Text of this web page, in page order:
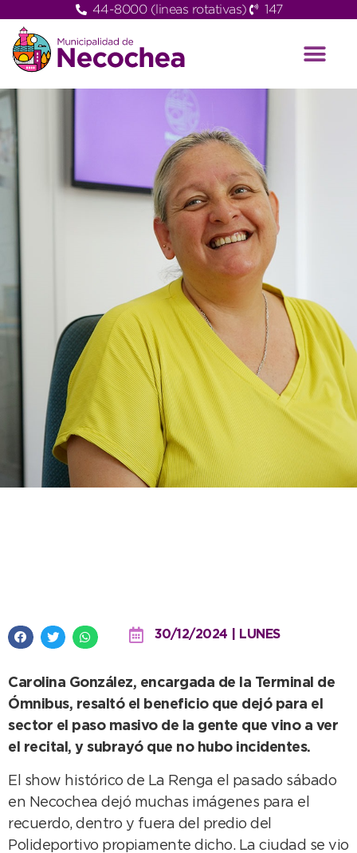
44-8000 (lineas rotativas) 147
30/12/2024 | LUNES
Carolina González, encargada de la Terminal de
Ómnibus, resaltó el beneficio que dejó para el
sector el paso masivo de la gente que vino a ver
el recital, y subrayó que no hubo incidentes.
El show histórico de La Renga el pasado sábado
en Necochea dejó muchas imágenes para el
recuerdo, dentro y fuera del predio del
Polideportivo propiamente dicho. La ciudad se vio